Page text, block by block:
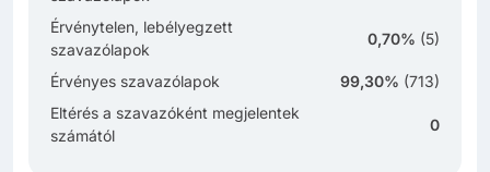
Érvénytelen, lebélyegzett
szavazólapok
0,70% (5)
Érvényes szavazólapok 99,30% (713)
Eltérés a szavazóként megjelentek
számától
0